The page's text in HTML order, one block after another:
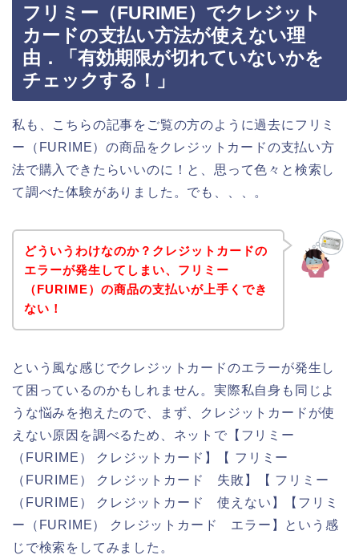
フリミー（FURIME）でクレジット
カードの支払い方法が使えない理
由．「有効期限が切れていないかを
チェックする！」
私も、こちらの記事をご覧の方のように過去にフリミ
ー（FURIME）の商品をクレジットカードの支払い方
法で購入できたらいいのに！と、思って色々と検索し
て調べた体験がありました。でも、、、。
どういうわけなのか？クレジットカードの
エラーが発生してしまい、フリミー
（FURIME）の商品の支払いが上手くでき
ない！
という風な感じでクレジットカードのエラーが発生し
て困っているのかもしれません。実際私自身も同じよ
うな悩みを抱えたので、まず、クレジットカードが使
えない原因を調べるため、ネットで【フリミー
（FURIME） クレジットカード】【 フリミー
（FURIME） クレジットカード 失敗】【 フリミー
（FURIME） クレジットカード 使えない】【フリミ
ー（FURIME） クレジットカード エラー】という感
じで検索をしてみました。